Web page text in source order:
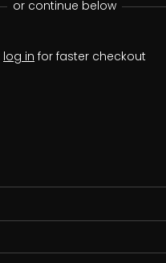
or continue below
log in for faster checkout